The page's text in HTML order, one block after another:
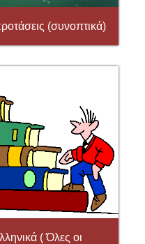
(συνοπτικά)
( Όλες οι